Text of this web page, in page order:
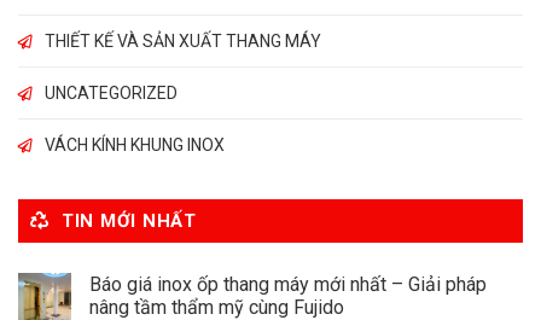
THIẾT KẾ VÀ SẢN XUẤT THANG MÁY
UNCATEGORIZED
VÁCH KÍNH KHUNG INOX
TIN MỚI NHẤT
Báo giá inox ốp thang máy mới nhất – Giải pháp
nâng tầm thẩm mỹ cùng Fujido